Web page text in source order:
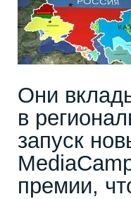
Они
в
запуск
премии,